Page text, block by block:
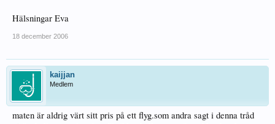
Hälsningar Eva
18 december 2006
kaijjan
Medlem
maten är aldrig värt sitt pris på ett flyg.som andra sagt i denna tråd